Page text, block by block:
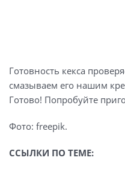
Готовность кекса
смазываем его нашим
Готово! Попробуйте
Фото: freepik.
ССЫЛКИ ПО ТЕМЕ: